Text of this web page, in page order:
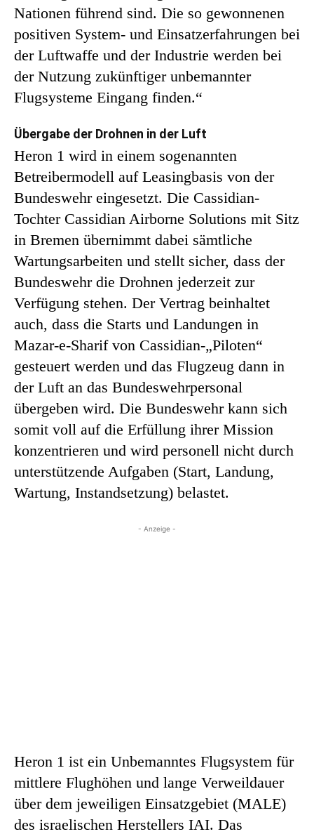
Nationen führend sind. Die so gewonnenen
positiven System- und Einsatzerfahrungen bei
der Luftwaffe und der Industrie werden bei
der Nutzung zukünftiger unbemannter
Flugsysteme Eingang finden.“
Übergabe der Drohnen in der Luft
Heron 1 wird in einem sogenannten
Betreibermodell auf Leasingbasis von der
Bundeswehr eingesetzt. Die Cassidian-
Tochter Cassidian Airborne Solutions mit Sitz
in Bremen übernimmt dabei sämtliche
Wartungsarbeiten und stellt sicher, dass der
Bundeswehr die Drohnen jederzeit zur
Verfügung stehen. Der Vertrag beinhaltet
auch, dass die Starts und Landungen in
Mazar-e-Sharif von Cassidian-„Piloten“
gesteuert werden und das Flugzeug dann in
der Luft an das Bundeswehrpersonal
übergeben wird. Die Bundeswehr kann sich
somit voll auf die Erfüllung ihrer Mission
konzentrieren und wird personell nicht durch
unterstützende Aufgaben (Start, Landung,
Wartung, Instandsetzung) belastet.
- Anzeige -
Heron 1 ist ein Unbemanntes Flugsystem für
mittlere Flughöhen und lange Verweildauer
über dem jeweiligen Einsatzgebiet (MALE)
des israelischen Herstellers IAI. Das